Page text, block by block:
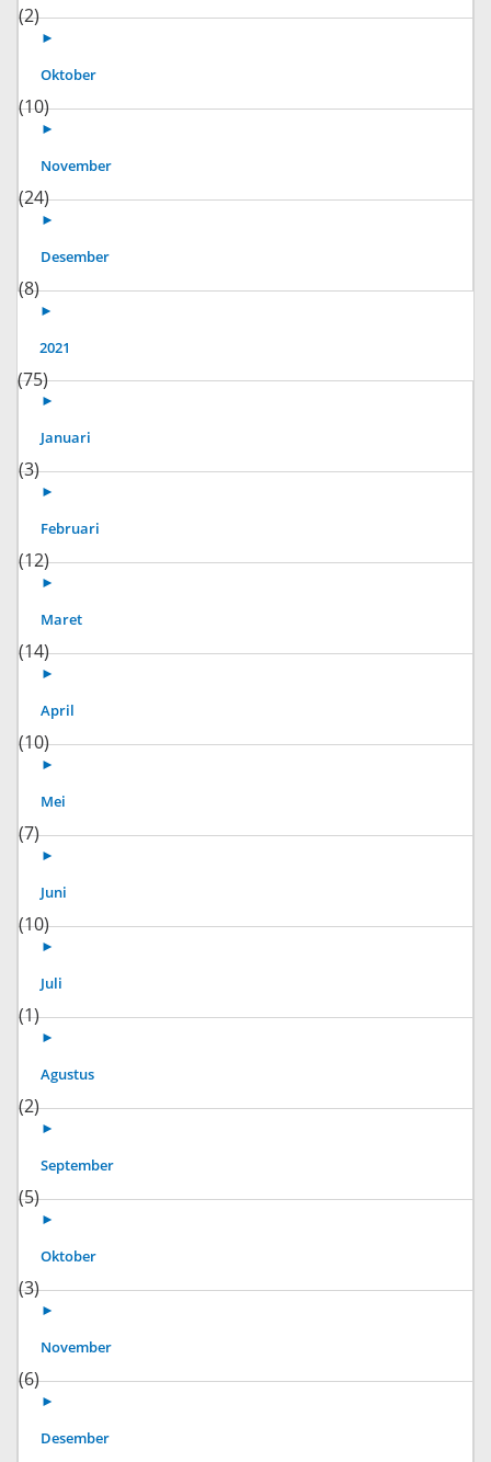
(2)
►
Oktober
(10)
►
November
(24)
►
Desember
(8)
►
2021
(75)
►
Januari
(3)
►
Februari
(12)
►
Maret
(14)
►
April
(10)
►
Mei
(7)
►
Juni
(10)
►
Juli
(1)
►
Agustus
(2)
►
September
(5)
►
Oktober
(3)
►
November
(6)
►
Desember